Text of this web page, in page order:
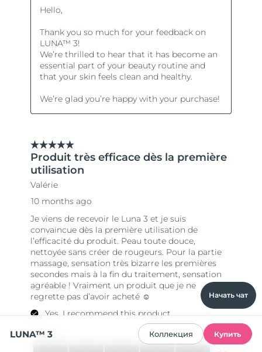
Начать чат
LUNA™ 3 Коллекция Купить